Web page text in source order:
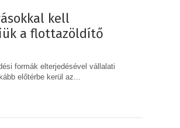
kell
a flottazöldítő
formák elterjedésével vállalati
előtérbe kerül az...